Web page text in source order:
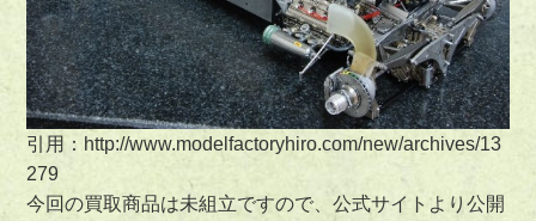
引用：http://www.modelfactoryhiro.com/new/archives/13
279
今回の買取商品は未組立ですので、公式サイトより公開